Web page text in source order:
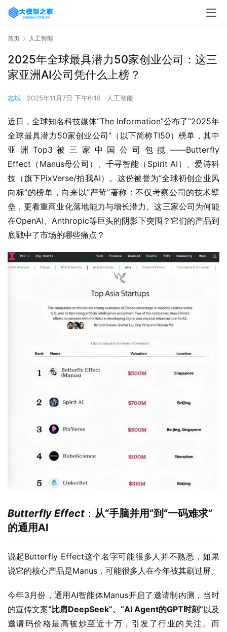
首页 人工智能
2025年全球最具潜力50家创业公司：这三
家亚洲AI公司凭什么上榜？
志斌 2025年11月7日 下午6:18 人工智能
近日，全球知名科技媒体“The Information”公布了“2025年
全球最具潜力50家创业公司”（以下简称TI50）榜单，其中
亚洲Top3被三家中国公司包揽——Butterfly
Effect（Manus母公司）、千寻智能（Spirit AI）、爱诗科
技（旗下PixVerse/拍我AI）。这份被誉为“全球初创企业风
向标”的榜单，向来以“严苛”著称：不仅考察公司的技术壁
垒，更看重商业化落地能力与增长潜力。这三家公司为何能
在OpenAI、Anthropic等巨头的阴影下突围？它们的产品到
底戳中了市场的哪些痛点？
Butterfly Effect ： 从“手脑并用”到“一码难求”
的通用AI
说起Butterfly Effect这个名字可能很多人并不熟悉，如果
说它的核心产品是Manus，可能很多人在今年被其刷过屏。
今年3月份，通用AI智能体Manus开启了邀请制内测，当时
的宣传文案“比肩DeepSeek”、“AI Agent的GPT时刻”以及
邀请码价格最高被炒至近十万，引发了行业的关注。而